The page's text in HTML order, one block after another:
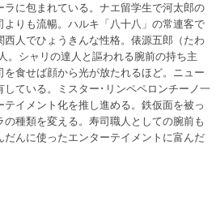
に包まれている。ナエ留学生で河太郎の
りも流暢。ハルキ「八十八」の常連客で
人でひょうきんな性格。俵源五郎（たわ
。シャリの達人と謳われる腕前の持ち主
食せば顔から光が放たれるほど。ニュー
ている。ミスター･リンペペロンチーノ一
イメント化を推し進める。鉄仮面を被っ
種類を変える。寿司職人としての腕前も
んに使ったエンターテイメントに富んだ